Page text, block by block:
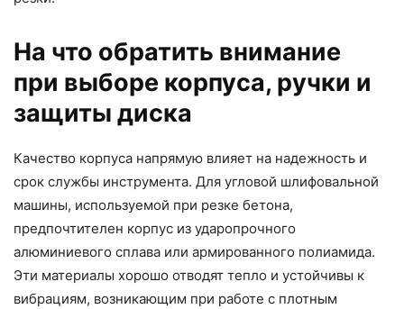
На что обратить внимание
при выборе корпуса, ручки и
защиты диска
Качество корпуса напрямую влияет на надежность и
срок службы инструмента. Для угловой шлифовальной
машины, используемой при резке бетона,
предпочтителен корпус из ударопрочного
алюминиевого сплава или армированного полиамида.
Эти материалы хорошо отводят тепло и устойчивы к
вибрациям, возникающим при работе с плотным